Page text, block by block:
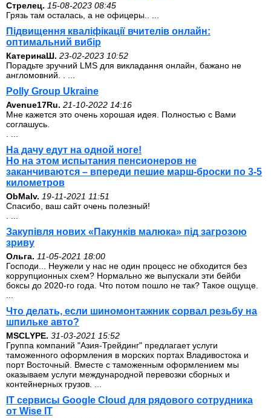
Стрелец. 15-08-2023 08:45
Грязь там осталась, а не офицеры.. ...
Підвищення кваліфікації вчителів онлайн:
оптимальний вибір
КатеринаШ. 23-02-2023 10:52
Порадьте зручний LMS для викладання онлайн, бажано не
англомовний. . ...
Polly Group Ukraine
Avenue17Ru. 21-10-2022 14:16
Мне кажется это очень хорошая идея. Полностью с Вами
соглашусь.
На дачу едут на одной ноге!
Но на этом испытания пенсионеров не
заканчиваются – впереди пешие марш-броски по 3-5
километров
ОbMalv. 19-11-2021 11:51
Спасибо, ваш сайт очень полезный!
Закупівля нових «Пакунків малюка» під загрозою
зриву
Ольга. 11-05-2021 18:00
Господи... Неужели у нас не один процесс не обходится без
коррупционных схем? Нормально же выпускали эти бейби
боксы до 2020-го года. Что потом пошло не так? Такое ощуще.
Что делать, если шиномонтажник сорвал резьбу на
шпильке авто?
MSCLYPE. 31-03-2021 15:52
Группа компаний "Азия-Трейдинг" предлагает услуги
таможенного оформления в морских портах Владивостока и
порт Восточный. Вместе с таможенным оформлением мы
оказываем услуги международной перевозки сборных и
контейнерных грузов. ...
IT сервисы Google Cloud для рядового сотрудника
от Wise IT